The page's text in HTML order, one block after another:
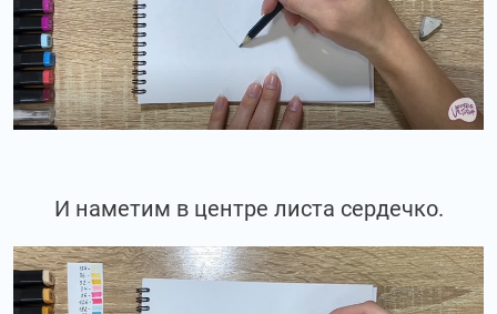
И наметим в центре листа сердечко.